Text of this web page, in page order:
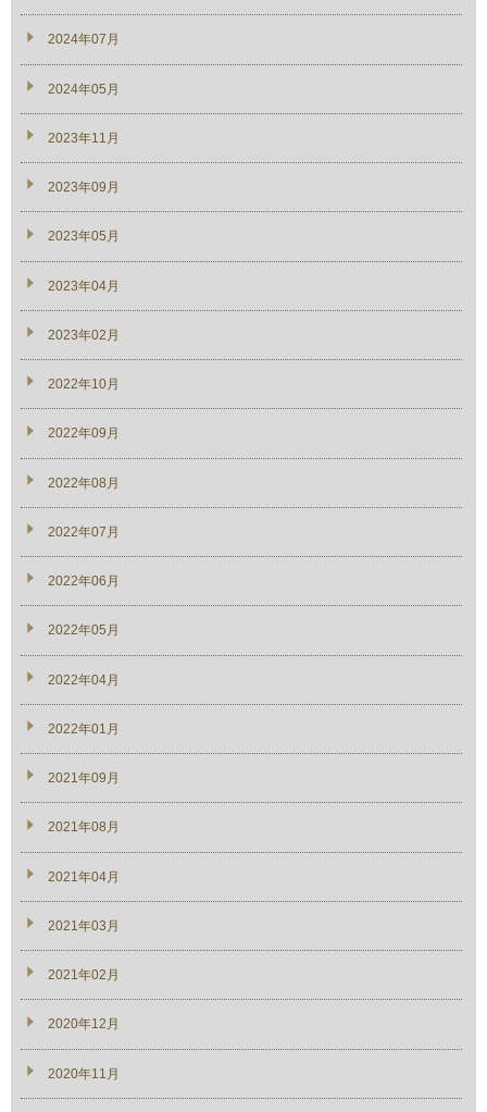
2024年07月
2024年05月
2023年11月
2023年09月
2023年05月
2023年04月
2023年02月
2022年10月
2022年09月
2022年08月
2022年07月
2022年06月
2022年05月
2022年04月
2022年01月
2021年09月
2021年08月
2021年04月
2021年03月
2021年02月
2020年12月
2020年11月